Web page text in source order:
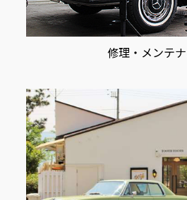
修理・メンテ